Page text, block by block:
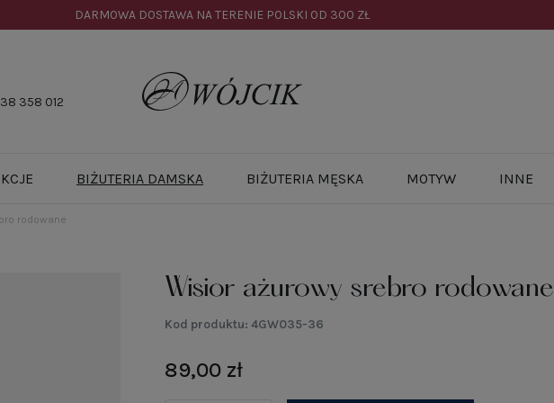
DARMOWA DOSTAWA NA TERENIE POLSKI OD 300 ZŁ
358 012
BIŻUTERIA DAMSKA BIŻUTERIA MĘSKA MOTYW INNE
rodowane
Wisior ażurowy srebro rodowane
Kod produktu: 4GW035-36
89,00 zł